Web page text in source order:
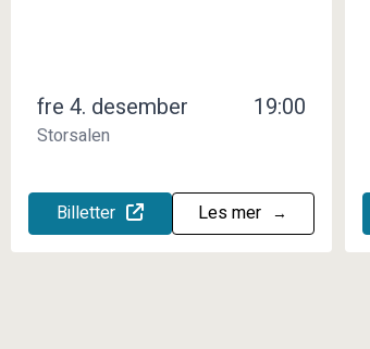
fre 4. desember 19:00
Storsalen
Billetter Les mer